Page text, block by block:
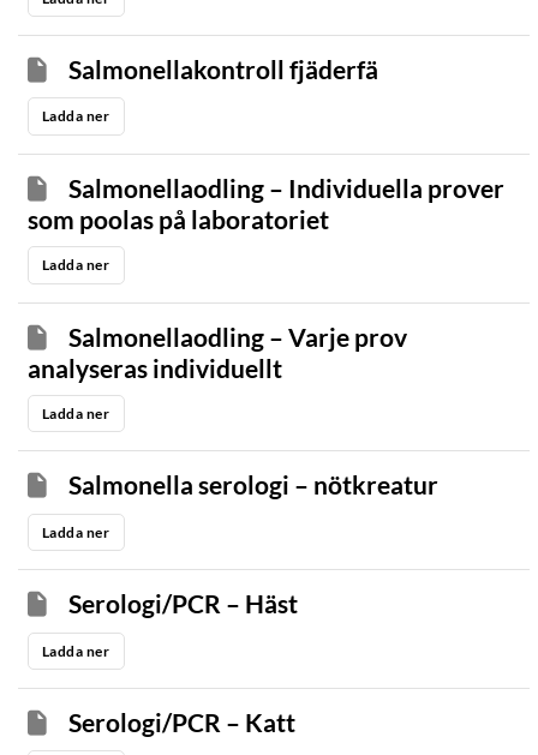
Salmonellakontroll fjäderfä
Ladda ner
Salmonellaodling – Individuella prover
som poolas på laboratoriet
Ladda ner
Salmonellaodling – Varje prov
analyseras individuellt
Ladda ner
Salmonella serologi – nötkreatur
Ladda ner
Serologi/PCR – Häst
Ladda ner
Serologi/PCR – Katt